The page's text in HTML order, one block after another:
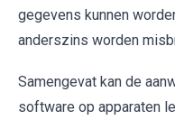
gegevens kunnen
anderszins worden
Samengevat kan de
software op apparaten